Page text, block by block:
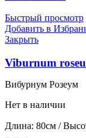
Быстрый просмотр
Добавить в
Закрыть
Viburnum
Вибурнум Розеум
Нет в наличии
Длина: 80см /